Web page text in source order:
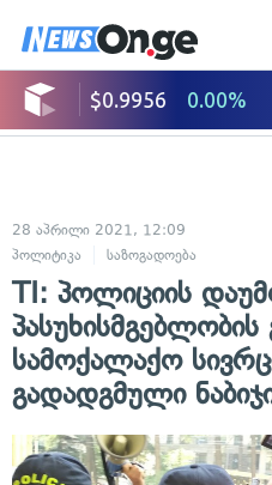
28 აპრილი 2021, 12:09
პოლიტიკა
საზოგადოება
TI: პოლიციის
პასუხისმგებლობის
სამოქალაქო
გადადგმული